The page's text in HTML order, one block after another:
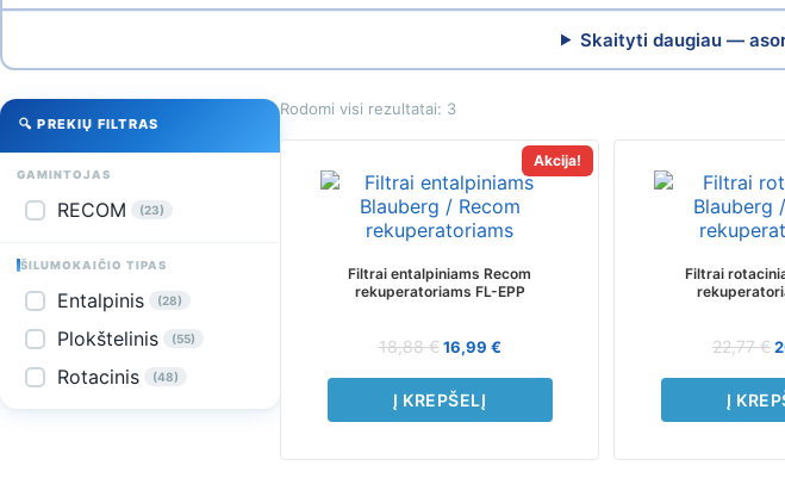
Skaityti daugiau —
🔍 PREKIŲ FILTRAS
GAMINTOJAS
RECOM (23)
ŠILUMOKAIČIO TIPAS
Entalpinis (28)
Plokštelinis (55)
Rotacinis (48)
Rodomi visi rezultatai: 3
Akcija!
Filtrai entalpiniams Recom
rekuperatoriams FL-EPP
18,88€ 16,99 €
Į KREPŠELĮ
Filtrai
22,77€
Į